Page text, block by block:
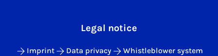
Legal notice
Imprint Data privacy Whistleblower system